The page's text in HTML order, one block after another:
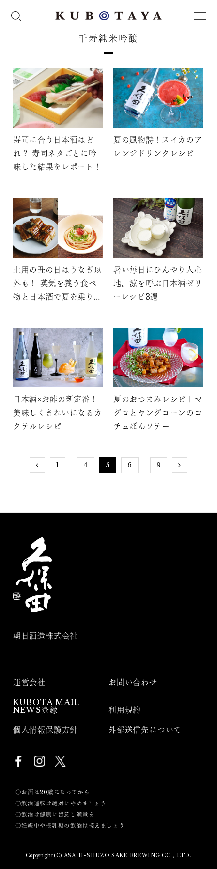
千寿純米吟醸
寿司に合う日本酒はど
れ？ 寿司ネタごとに吟
味した結果をレポート！
夏の風物詩！スイカのア
レンジドリンクレシピ
土用の丑の日はうなぎ以
外も！ 英気を養う食べ
物と日本酒で夏を乗り越
暑い毎日にひんやり人心
地。涼を呼ぶ日本酒ゼリ
ーレシピ3選
日本酒×お酢の新定番！
美味しくきれいになるカ
クテルレシピ
夏のおつまみレシピ｜マ
グロとヤングコーンのコ
チュぽんソテー
1 ... 4 5 6 ... 9
朝日酒造株式会社
運営会社 お問い合わせ
KUBOTA MAIL
NEWS登録
利用規約
個人情報保護方針 外部送信先について
〇お酒は20歳になってから
〇飲酒運転は絶対にやめましょう
〇飲酒は健康に留意し適量を
〇妊娠中や授乳期の飲酒は控えましょう
Copyright(C) ASAHI-SHUZO SAKE BREWING CO., LTD.